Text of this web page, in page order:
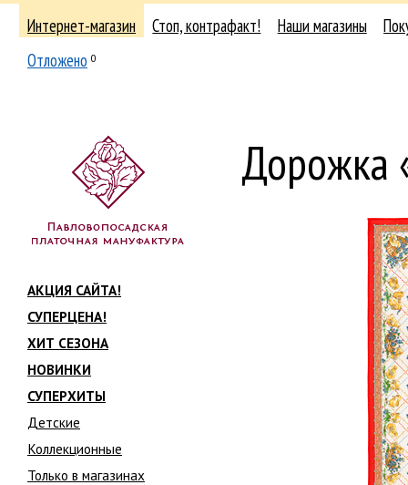
Интернет-магазин Стоп, контрафакт! Наши магазины
Отложено 0
АКЦИЯ САЙТА!
СУПЕРЦЕНА!
ХИТ СЕЗОНА
НОВИНКИ
СУПЕРХИТЫ
Детские
Коллекционные
Только в магазинах
Дорожка